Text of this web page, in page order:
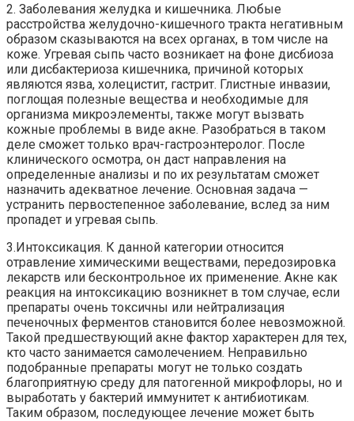
2. Заболевания желудка и кишечника. Любые
расстройства желудочно-кишечного тракта негативным
образом сказываются на всех органах, в том числе на
коже. Угревая сыпь часто возникает на фоне дисбиоза
или дисбактериоза кишечника, причиной которых
являются язва, холецистит, гастрит. Глистные инвазии,
поглощая полезные вещества и необходимые для
организма микроэлементы, также могут вызвать
кожные проблемы в виде акне. Разобраться в таком
деле сможет только врач-гастроэнтеролог. После
клинического осмотра, он даст направления на
определенные анализы и по их результатам сможет
назначить адекватное лечение. Основная задача —
устранить первостепенное заболевание, вслед за ним
пропадет и угревая сыпь.
3.Интоксикация. К данной категории относится
отравление химическими веществами, передозировка
лекарств или бесконтрольное их применение. Акне как
реакция на интоксикацию возникнет в том случае, если
препараты очень токсичны или нейтрализация
печеночных ферментов становится более невозможной.
Такой предшествующий акне фактор характерен для тех,
кто часто занимается самолечением. Неправильно
подобранные препараты могут не только создать
благоприятную среду для патогенной микрофлоры, но и
выработать у бактерий иммунитет к антибиотикам.
Таким образом, последующее лечение может быть